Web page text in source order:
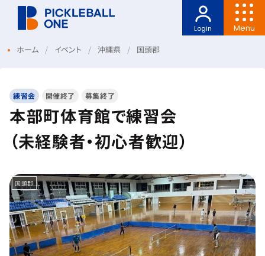
Menu
Login
ホーム イベント 沖縄県 国頭郡
練習会 開催終了 募集終了
本部町体育館で練習会
（未経験者・初心者歓迎）
国頭郡